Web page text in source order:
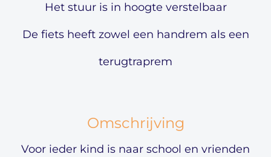
Het stuur is in hoogte verstelbaar
De fiets heeft zowel een handrem als een
terugtraprem
Omschrijving
Voor ieder kind is naar school en vrienden